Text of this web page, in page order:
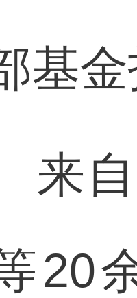
基
自
20